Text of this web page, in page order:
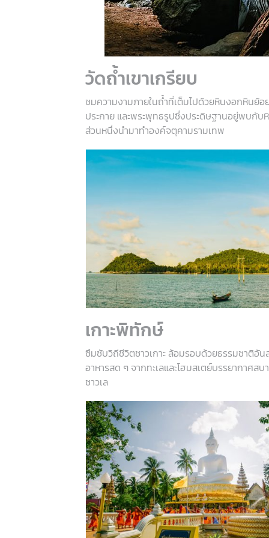
วัดถ้ำเขาเกรียบ
ชมความงามภายในถ้ำที่เต็มไปด้วยหินงอกหินย้อ
ประกาย และพระพุทธรูปซึ่งประดิษฐานอยู่พบกั
ส่วนหนึ่งนำมาทำองค์จตุคามรามเทพ
เกาะพิทักษ์
ซึมซับวิถีชีวิตชาวเกาะ ล้อมรอบด้วยธรรมชาติอั
อาหารสด ๆ จากทะเลและโฮมสเตย์บรรยากาศสบ
ชาวเล